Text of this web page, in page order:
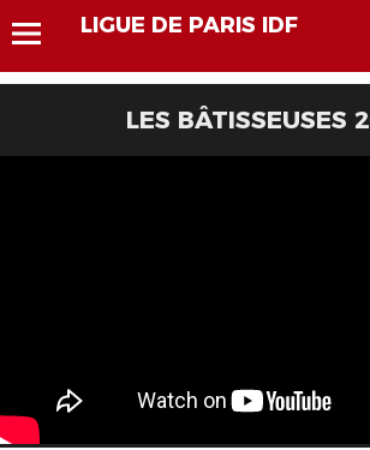
LIGUE DE PARIS IDF
LES BÂTISSEUSES